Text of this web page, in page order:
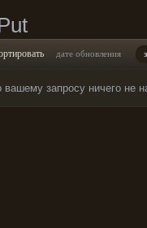
дате обновления
вашему запросу ничего не